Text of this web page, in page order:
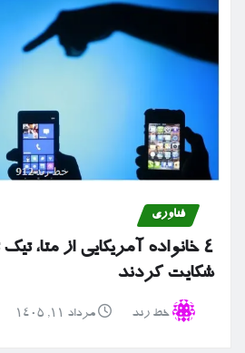
فناوری
۴ خانواده آمریکایی از متا،
شکایت کردند
خط رند مرداد ۱۱, ۱۴۰۵